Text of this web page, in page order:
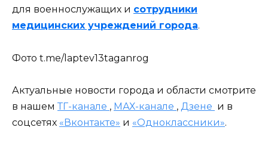
для военнослужащих и сотрудники
медицинских учреждений города.
Фото t.me/laptev13taganrog
Актуальные новости города и области смотрите
в нашем ТГ-канале , МАХ-канале , Дзене и в
соцсетях «Вконтакте» и «Одноклассники».